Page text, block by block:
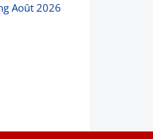
Août 2026